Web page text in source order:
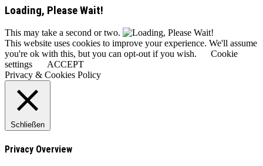
Loading, Please Wait!
This may take a second or two.
This website uses cookies to improve your experience. We'll assume
you're ok with this, but you can opt-out if you wish.
Cookie
settings
ACCEPT
Privacy & Cookies Policy
Schließen
Privacy Overview